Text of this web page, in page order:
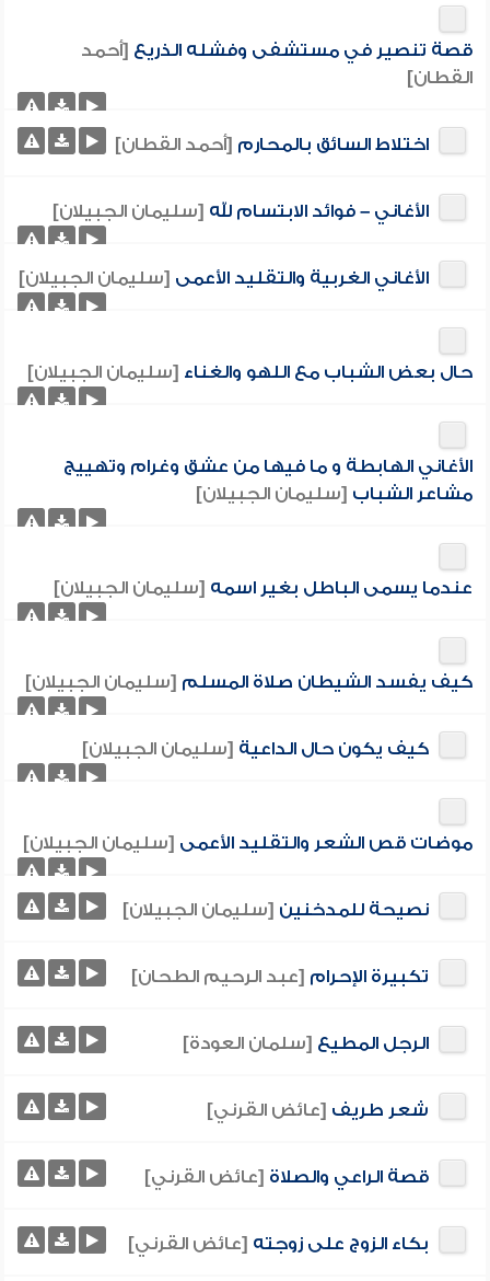
قصة تنصير في مستشفى وفشله الذريع [أحمد
القطان]
اختلاط السائق بالمحارم [أحمد القطان]
الأغاني – فوائد الابتسام لله [سليمان الجبيلان]
الأغاني الغربية والتقليد الأعمى [سليمان الجبيلان]
حال بعض الشباب مع اللهو والغناء [سليمان الجبيلان]
الأغاني الهابطة و ما فيها من عشق وغرام وتهييج
مشاعر الشباب [سليمان الجبيلان]
عندما يسمى الباطل بغير اسمه [سليمان الجبيلان]
كيف يفسد الشيطان صلاة المسلم [سليمان الجبيلان]
كيف يكون حال الداعية [سليمان الجبيلان]
موضات قص الشعر والتقليد الأعمى [سليمان الجبيلان]
نصيحة للمدخنين [سليمان الجبيلان]
تكبيرة الإحرام [عبد الرحيم الطحان]
الرجل المطيع [سلمان العودة]
شعر طريف [عائض القرني]
قصة الراعي والصلاة [عائض القرني]
بكاء الزوج على زوجته [عائض القرني]